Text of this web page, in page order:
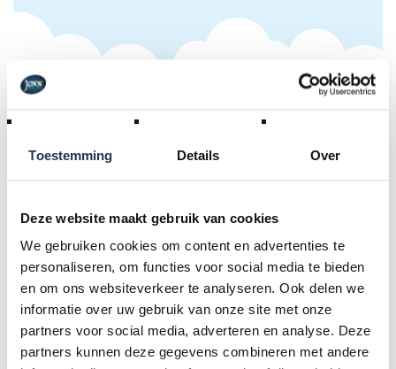
Toestemming Details Over
Deze website maakt gebruik van cookies
We gebruiken cookies om content en advertenties te
personaliseren, om functies voor social media te bieden
en om ons websiteverkeer te analyseren. Ook delen we
informatie over uw gebruik van onze site met onze
partners voor social media, adverteren en analyse. Deze
partners kunnen deze gegevens combineren met andere
Specificaties
51 x 45 x 72
Productgewicht (kg):
4.6
Max. gebruiksgewicht in kg:
30
Product Code :